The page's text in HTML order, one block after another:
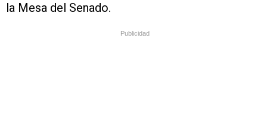
la Mesa del Senado.
Publicidad